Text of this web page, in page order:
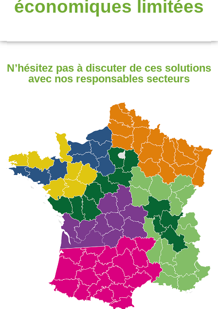
économiques limitées
N’hésitez pas à discuter de ces solutions
avec nos responsables secteurs